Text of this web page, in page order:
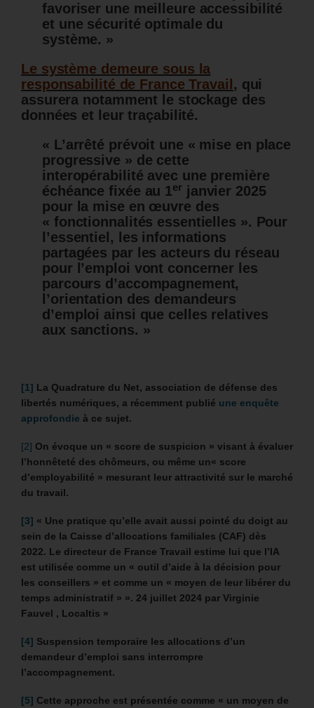
favoriser une meilleure accessibilité
et une sécurité optimale du
système. »
Le système demeure sous la
responsabilité de France Travail , qui
assurera notamment le stockage des
données et leur traçabilité.
« L’arrêté prévoit une « mise en place
progressive » de cette
interopérabilité avec une première
échéance fixée au 1erjanvier 2025
pour la mise en œuvre des
« fonctionnalités essentielles ». Pour
l’essentiel, les informations
partagées par les acteurs du réseau
pour l’emploi vont concerner les
parcours d’accompagnement,
l’orientation des demandeurs
d’emploi ainsi que celles relatives
aux sanctions. »
[1] La Quadrature du Net, association de défense des
libertés numériques, a récemment publié une enquête
approfondie à ce sujet.
[2] On évoque un « score de suspicion » visant à évaluer
l’honnêteté des chômeurs, ou même un« score
d’employabilité » mesurant leur attractivité sur le marché
du travail.
[3] « Une pratique qu’elle avait aussi pointé du doigt au
sein de la Caisse d’allocations familiales (CAF) dès
2022. Le directeur de France Travail estime lui que l’IA
est utilisée comme un « outil d’aide à la décision pour
les conseillers » et comme un « moyen de leur libérer du
temps administratif » ». 24 juillet 2024 par Virginie
Fauvel , Localtis »
[4] Suspension temporaire les allocations d’un
demandeur d’emploi sans interrompre
l’accompagnement.
[5] Cette approche est présentée comme « un moyen de